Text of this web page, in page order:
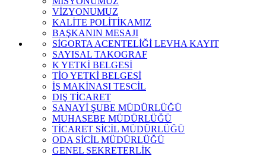
VİZYONUMUZ
KALİTE POLİTİKAMIZ
BAŞKANIN MESAJI
SİGORTA ACENTELİĞİ LEVHA KAYIT
SAYISAL TAKOGRAF
K YETKİ BELGESİ
TİO YETKİ BELGESİ
İŞ MAKİNASI TESCİL
DIŞ TİCARET
SANAYİ ŞUBE MÜDÜRLÜĞÜ
MUHASEBE MÜDÜRLÜĞÜ
TİCARET SİCİL MÜDÜRLÜĞÜ
ODA SİCİL MÜDÜRLÜĞÜ
GENEL SEKRETERLİK